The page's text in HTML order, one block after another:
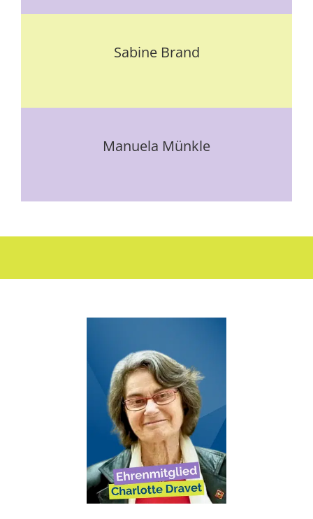
Sabi­ne Brand
Manue­la Münk­le